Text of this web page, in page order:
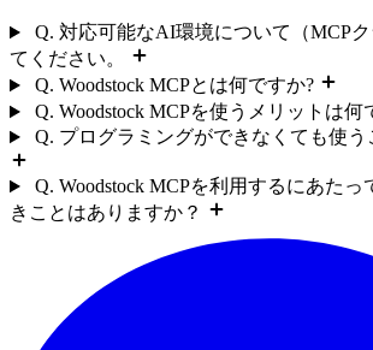
Q. 対応可能なAI環境について（MCP
てください。
Q. Woodstock MCPとは何ですか?
Q. Woodstock MCPを使うメリットは何
Q. プログラミングができなくても使う
Q. Woodstock MCPを利用するにあた
きことはありますか？